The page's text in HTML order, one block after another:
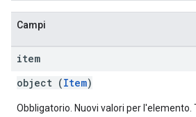
Campi
item
object (Item)
Obbligatorio. Nuovi valori per l'elemento.